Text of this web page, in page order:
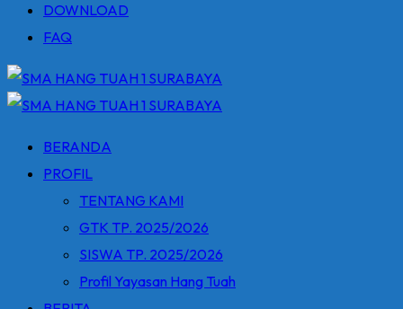
DOWNLOAD
FAQ
BERANDA
PROFIL
TENTANG KAMI
GTK TP. 2025/2026
SISWA TP. 2025/2026
Profil Yayasan Hang Tuah